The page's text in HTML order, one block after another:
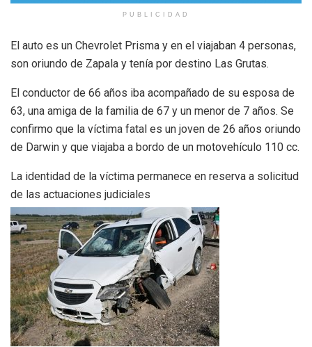
PUBLICIDAD
El auto es un Chevrolet Prisma y en el viajaban 4 personas,
son oriundo de Zapala y tenía por destino Las Grutas.
El conductor de 66 años iba acompañado de su esposa de
63, una amiga de la familia de 67 y un menor de 7 años. Se
confirmo que la víctima fatal es un joven de 26 años oriundo
de Darwin y que viajaba a bordo de un motovehículo 110 cc.
La identidad de la víctima permanece en reserva a solicitud
de las actuaciones judiciales